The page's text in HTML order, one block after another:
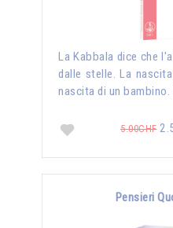
La Kabbala dice che
dalle stelle. La
nascita di un bambino.
5.00CHF
Pensieri